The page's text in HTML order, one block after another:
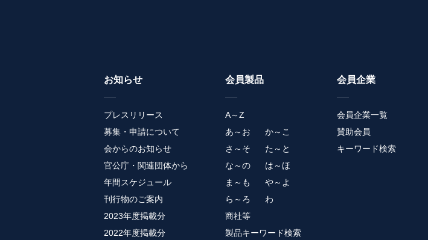
お知らせ
プレスリリース
募集・申請について
会からのお知らせ
官公庁・関連団体から
年間スケジュール
刊行物のご案内
2023年度掲載分
2022年度掲載分
会員製品
A～Z
あ～お
か～こ
さ～そ
た～と
な～の
は～ほ
ま～も
や～よ
ら～ろ
わ
商社等
製品キーワード検索
会員企業
会員企業一覧
賛助会員
キーワード検索